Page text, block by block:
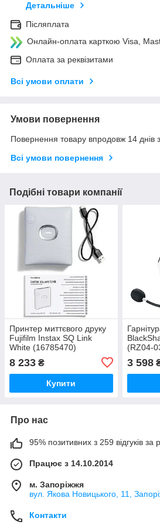
Детальніше
Післяплата
Онлайн-оплата карткою Visa,
Оплата за реквізитами
Всі умови оплати
Умови повернення
Повернення товару впродовж 14 днів
Всі умови повернення
Подібні товари компанії
Принтер миттєвого друку
Fujifilm Instax SQ Link
White (16785470)
8 233 ₴
Купити
(RZ04-
3 598
Про нас
95% позитивних з 259 відгуків за
Працює з 14.10.2014
м. Запоріжжя
вул. Якова Новицького, 11,
Контакти